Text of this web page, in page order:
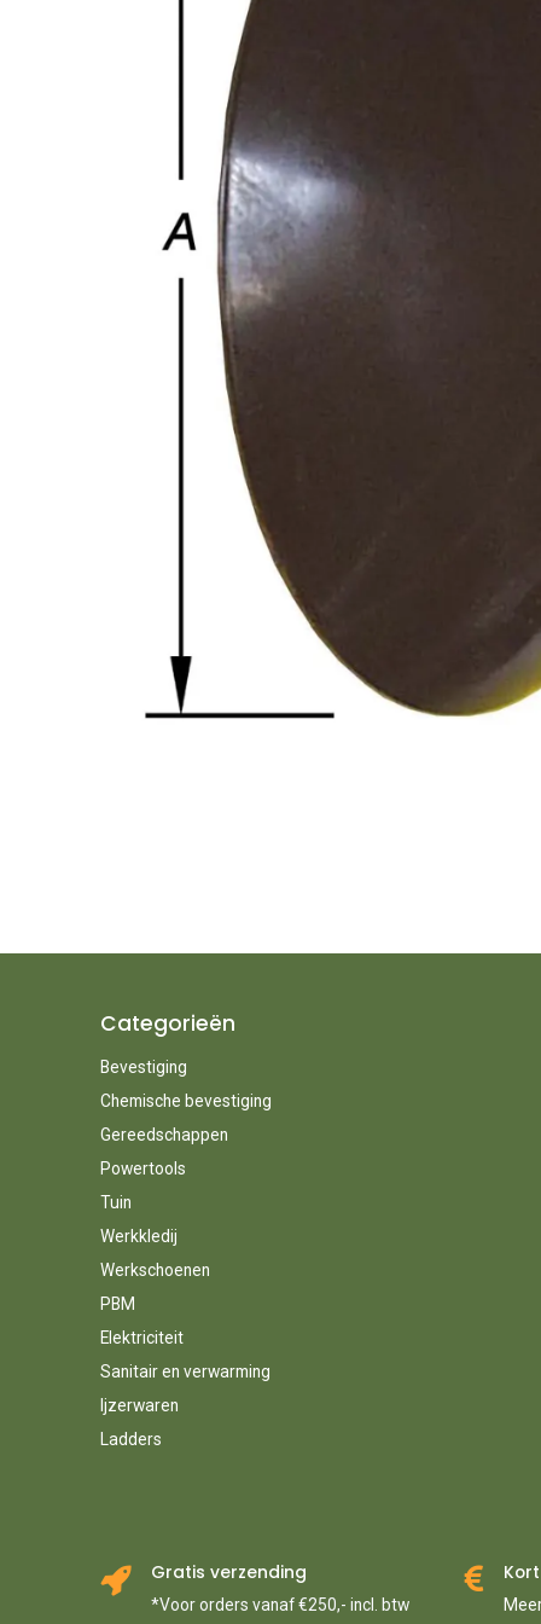
Categorieën
Bevestiging
Chemische bevestiging
Gereedschappen
Powertools
Tuin
Werkkledij
Werkschoenen
PBM
Elektriciteit
Sanitair en verwarming
Ijzerwaren
Ladders
Gratis verzending
*Voor orders vanaf €250,- incl. btw